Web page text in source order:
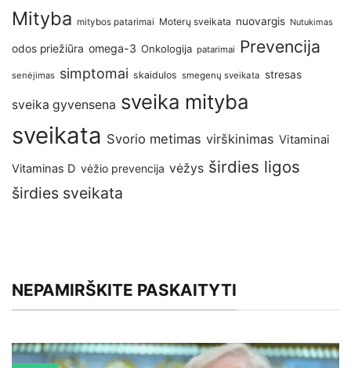
Mityba mitybos patarimai Moterų sveikata nuovargis Nutukimas
odos priežiūra omega-3 Onkologija patarimai Prevencija
senėjimas simptomai skaidulos smegenų sveikata stresas
sveika gyvensena sveika mityba
sveikata Svorio metimas virškinimas Vitaminai
Vitaminas D vėžio prevencija vėžys širdies ligos
širdies sveikata
NEPAMIRŠKITE PASKAITYTI